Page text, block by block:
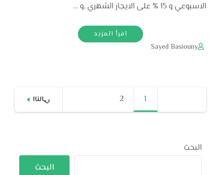
الاسبوعي و 15 % على الايجار الشهري ,و …
اقرأ المزيد
Sayed Basiouny
pagination
1 صفحة2 التالي
البحث
البحث